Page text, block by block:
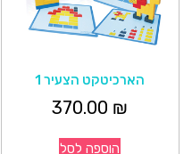
הארכיטקט הצעיר 1
370.00 ₪
הוספה לסל